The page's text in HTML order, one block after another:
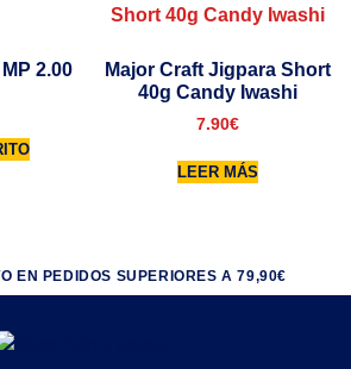
2.00
Major Craft Jigpara Short
40g Candy Iwashi
7.90€
LEER MÁS
EN PEDIDOS SUPERIORES A 79,90€